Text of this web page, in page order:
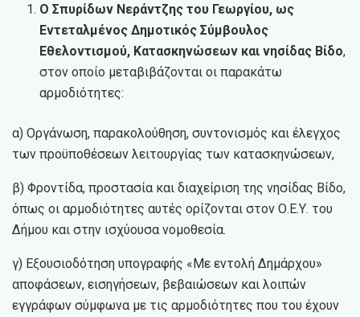
Ο Σπυρίδων Νεράντζης του Γεωργίου, ως
Εντεταλμένος Δημοτικός Σύμβουλος
Εθελοντισμού, Κατασκηνώσεων και νησίδας Βίδο,
στον οποίο μεταβιβάζονται οι παρακάτω
αρμοδιότητες:
α) Οργάνωση, παρακολούθηση, συντονισμός και έλεγχος
των προϋποθέσεων λειτουργίας των κατασκηνώσεων,
β) Φροντίδα, προστασία και διαχείριση της νησίδας Βίδο,
όπως οι αρμοδιότητες αυτές ορίζονται στον Ο.Ε.Υ. του
Δήμου και στην ισχύουσα νομοθεσία.
γ) Εξουσιοδότηση υπογραφής «Με εντολή Δημάρχου»
αποφάσεων, εισηγήσεων, βεβαιώσεων και λοιπών
εγγράφων σύμφωνα με τις αρμοδιότητες που του έχουν